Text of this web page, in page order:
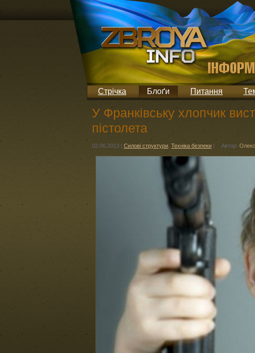
Стрічка Блоґи Питання
У Франківську хлопчик
пістолета
02.06.2013 | Силові структури Техніка безпеки | Автор: